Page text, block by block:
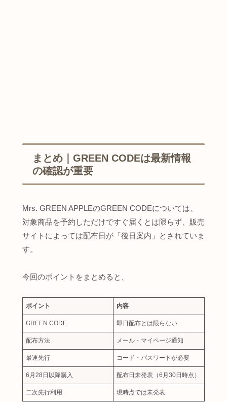
まとめ｜GREEN CODEは最新情報
の確認が重要
Mrs. GREEN APPLEのGREEN CODEについては、
対象商品を予約しただけですぐ届くとは限らず、販売
サイトによっては配布日が「後日案内」とされていま
す。
今回のポイントをまとめると、
ポイント 内容
GREEN CODE 即日配布とは限らない
配布方法 メール・マイページ通知
最速先行 コード・パスワードが必要
6月28日以降購入 配布日未発表（6月30日時点）
二次先行利用 現時点では未発表